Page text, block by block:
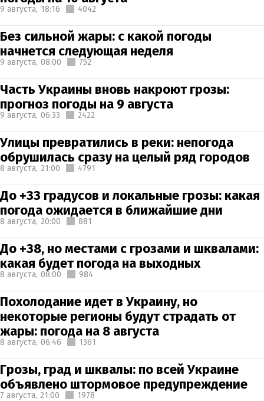
9 августа, 18:16 4042
Без сильной жары: с какой погоды
начнется следующая неделя
9 августа, 08:00 752
Часть Украины вновь накроют грозы:
прогноз погоды на 9 августа
9 августа, 06:33 2422
Улицы превратились в реки: непогода
обрушилась сразу на целый ряд городов
8 августа, 21:00 4791
До +33 градусов и локальные грозы: какая
погода ожидается в ближайшие дни
8 августа, 20:00 881
До +38, но местами с грозами и шквалами:
какая будет погода на выходных
8 августа, 08:00 984
Похолодание идет в Украину, но
некоторые регионы будут страдать от
жары: погода на 8 августа
8 августа, 06:46 1361
Грозы, град и шквалы: по всей Украине
объявлено штормовое предупреждение
7 августа, 21:00 1978